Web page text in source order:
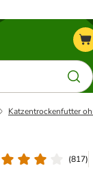
Katzentrockenfutter
(817)